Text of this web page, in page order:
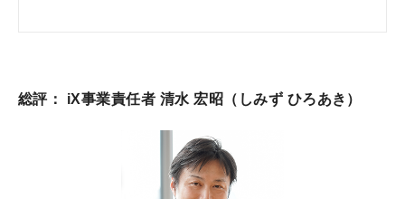
総評： iX事業責任者 清水 宏昭（しみず ひろあき）